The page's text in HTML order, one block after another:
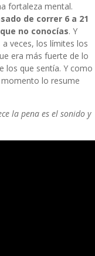
fortaleza mental.
de correr 6 a 21
no conocías. Y
veces, los límites los
era más fuerte de lo
los que sentía. Y como
lo resume
la pena es el sonido y